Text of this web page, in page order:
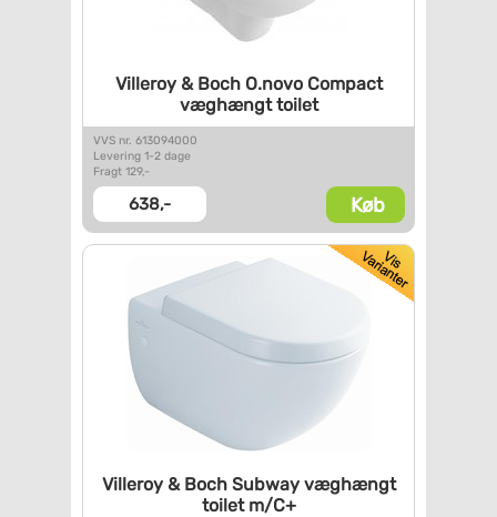
Villeroy & Boch O.novo Compact
væghængt toilet
VVS nr. 613094000
Levering 1-2 dage
Fragt 129,-
638,- Køb
Villeroy & Boch Subwayvæghængt
toilet m/C+